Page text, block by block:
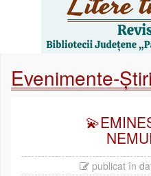
Evenimente-Știri
publicat în